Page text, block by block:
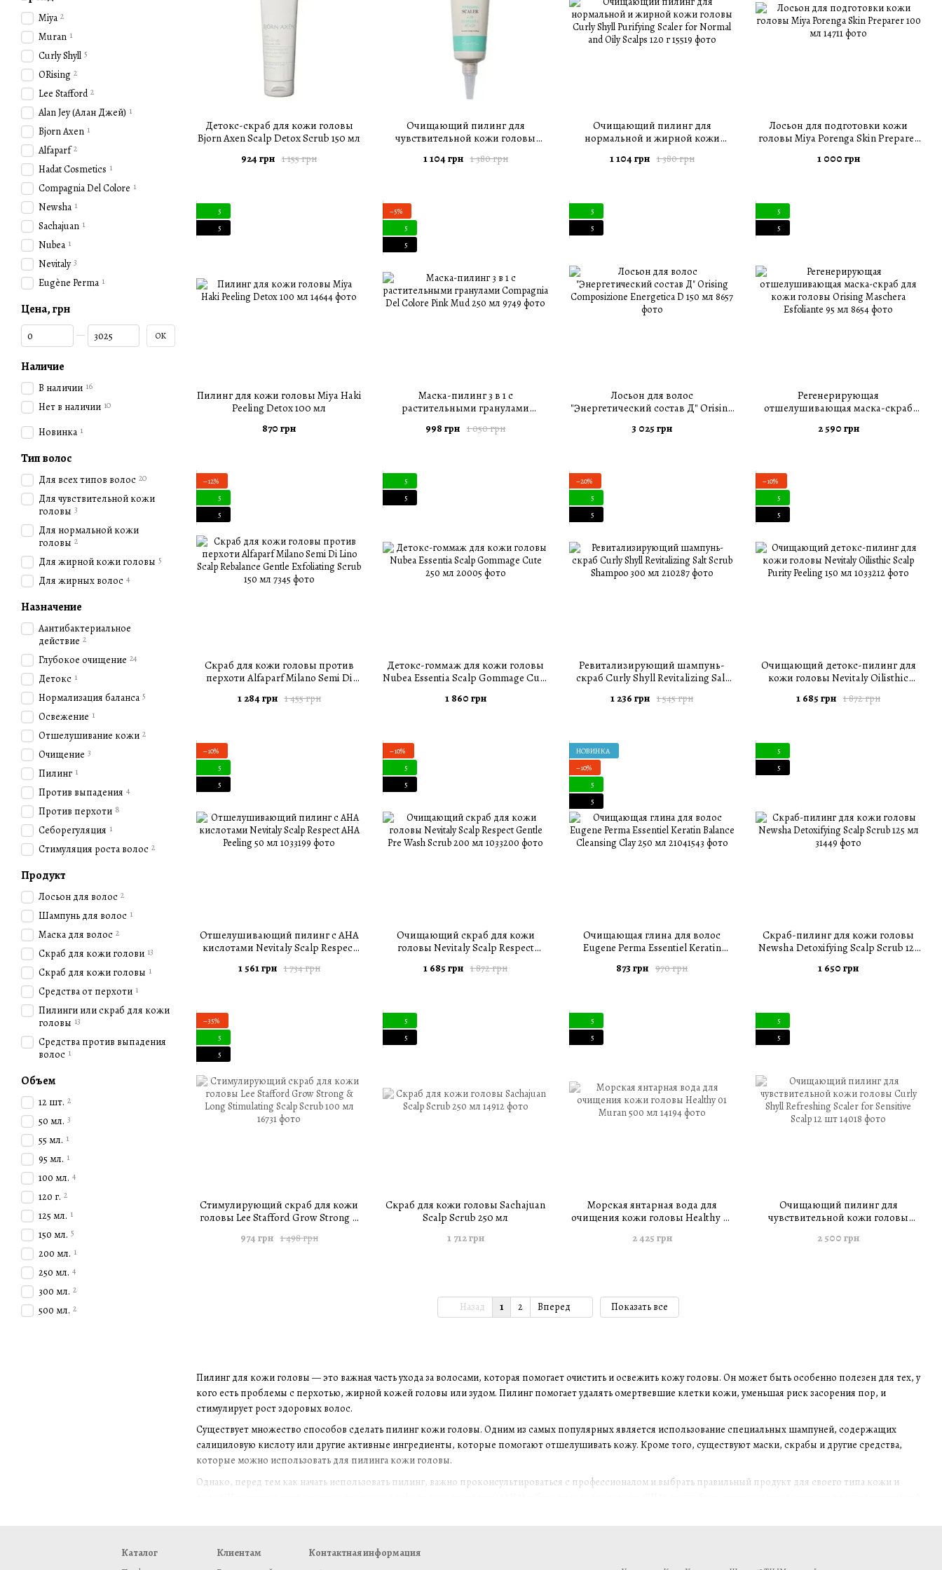
Пилинг для кожи головы — это важная часть ухода за волосами, которая помогает очистить и освежить кожу головы. Он может быть особенно полезен для тех, у
кого есть проблемы с перхотью, жирной кожей головы или зудом. Пилинг помогает удалять омертвевшие клетки кожи, уменьшая риск засорения пор, и
стимулирует рост здоровых волос.
Существует множество способов сделать пилинг кожи головы. Одним из самых популярных является использование специальных шампуней, содержащих
салициловую кислоту или другие активные ингредиенты, которые помогают отшелушивать кожу. Кроме того, существуют маски, скрабы и другие средства,
которые можно использовать для пилинга кожи головы.
Однако, перед тем как начать использовать пилинг, важно проконсультироваться с профессионалом и выбрать правильный продукт для своего типа кожи и
пересушивания кожи головы.
Детокс-скраб для кожи головы
Bjorn Axen Scalp Detox Scrub 150 мл
1 155 грн
924 грн
Очищающий пилинг для
чувствительной кожи головы
Sensitive Scalp 120 г
1 380 грн
1 104 грн
Очищающий пилинг для
нормальной и жирной кожи
for Normal and Oily Scalps 120 г
1 380 грн
1 104 грн
Лосьон для подготовки кожи
головы Miya Porenga Skin Preparer
1 000 грн
5
5
Пилинг для кожи головы Miya Haki
Peeling Detox 100 мл
870 грн
−5%
5
5
Маска-пилинг 3 в 1 с
растительными гранулами
мл1 050 грн
998 грн
5
5
Лосьон для волос
"Энергетический состав Д" Orising
3 025 грн
5
5
Регенерирующая
отшелушивающая маска-скраб
Esfoliante 95 мл
2 590 грн
−12%
5
5
Скраб для кожи головы против
перхоти Alfaparf Milano Semi Di
Exfoliating Scrub 150 мл
1 455 грн
1 284 грн
5
5
Детокс-гоммаж для кожи головы
Nubea Essentia Scalp Gommage Cute
1 860 грн
−20%
5
5
Ревитализирующий шампунь-
скраб Curly Shyll Revitalizing Salt
1 545 грн
1 236 грн
−10%
5
5
Очищающий детокс-пилинг для
кожи головы Nevitaly Oilisthic
1 872 грн
1 685 грн
−10%
5
5
Отшелушивающий пилинг с АНА
кислотами Nevitaly Scalp Respect
1 734 грн
1 561 грн
−10%
5
5
Очищающий скраб для кожи
головы Nevitaly Scalp Respect
1 872 грн
1 685 грн
НОВИНКА
−10%
5
5
Очищающая глина для волос
Eugene Perma Essentiel Keratin
970 грн
873 грн
5
5
Скраб-пилинг для кожи головы
Newsha Detoxifying Scalp Scrub 125
1 650 грн
−35%
5
5
Стимулирующий скраб для кожи
головы Lee Stafford Grow Strong &
1 498 грн
974 грн
5
5
Скраб для кожи головы Sachajuan
Scalp Scrub 250 мл
1 712 грн
5
5
Морская янтарная вода для
очищения кожи головы Healthy 01
2 425 грн
5
5
Очищающий пилинг для
чувствительной кожи головы
Sensitive Scalp 12 шт
2 500 грн
Назад 1 2 Вперед Показать все
Miya 2
Muran 1
Curly Shyll 5
ORising 2
Lee Stafford 2
Alan Jey (Алан Джей) 1
Bjorn Axen 1
Alfaparf 2
Hadat Cosmetics 1
Compagnia Del Colore 1
Newsha 1
Sachajuan 1
Nubea 1
Nevitaly 3
Eugène Perma 1
Цена, грн
От Цена, грн
До Цена, грн OK
Наличие
В наличии 16
Нет в наличии 10
Новинка 1
Тип волос
Для всех типов волос 20
Для чувствительной кожи
головы 3
Для нормальной кожи
головы 2
Для жирной кожи головы 5
Для жирных волос 4
Назначение
Аантибактериальное
действие 2
Глубокое очищение 24
Детокс 1
Нормализация баланса 5
Освежение 1
Отшелушивание кожи 2
Очищение 3
Пилинг 1
Против выпадения 4
Против перхоти 8
Себорегуляция 1
Стимуляция роста волос 2
Продукт
Лосьон для волос 2
Шампунь для волос 1
Маска для волос 2
Скраб для кожи голови 13
Скраб для кожи головы 1
Средства от перхоти 1
Пилинги или скраб для кожи
головы 13
Средства против выпадения
волос 1
Объем
12 шт. 2
50 мл. 3
55 мл. 1
95 мл. 1
100 мл. 4
120 г. 2
125 мл. 1
150 мл. 5
200 мл. 1
250 мл. 4
300 мл. 2
500 мл. 2
Каталог Клиентам Контактная информация